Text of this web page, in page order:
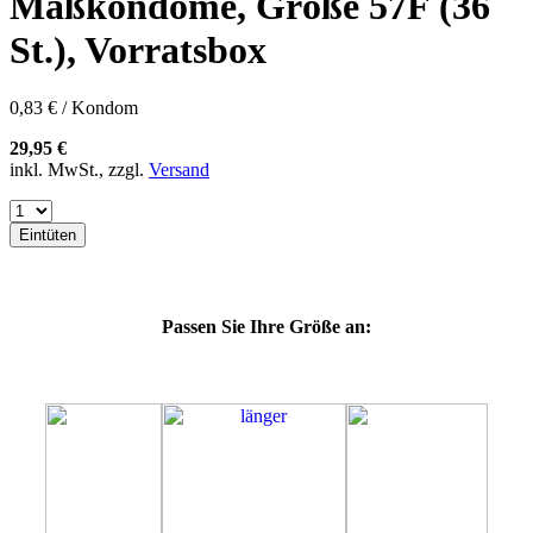
60F
60G
60H
60K
60L
64E
64F
64L
64M
St.), Vorratsbox
0,83 € / Kondom
29,95 €
inkl. MwSt., zzgl. Versand
Eintüten
Passen Sie Ihre Größe an: